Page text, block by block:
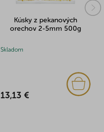
Kúsky z pekanových
orechov 2-5mm 500g
Skladom
13,13 €